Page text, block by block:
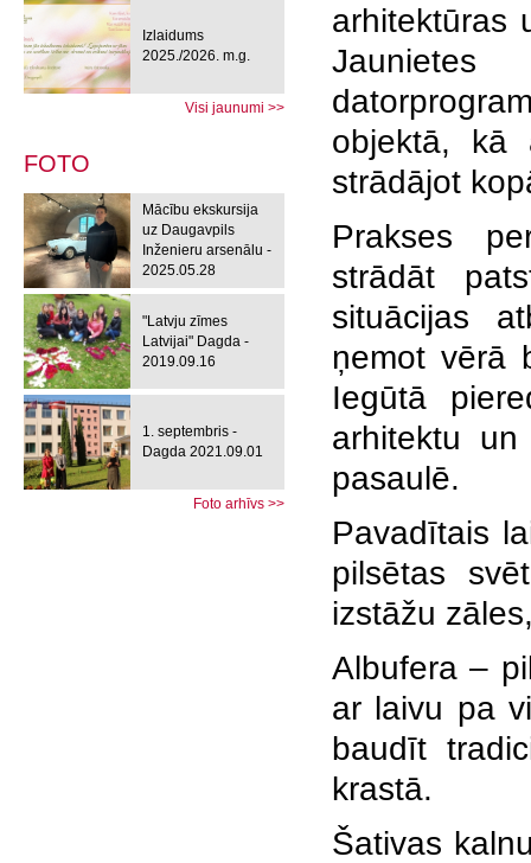
Izlaidums
2025./2026. m.g.
Visi jaunumi >>
FOTO
Mācību ekskursija
uz Daugavpils
Inženieru arsenālu -
2025.05.28
"Latvju zīmes
Latvijai" Dagda -
2019.09.16
1. septembris -
Dagda 2021.09.01
Foto arhīvs >>
arhitektūras
objektā, kā
strādājot
Prakses
strādāt
situācijas
ņemot vērā
Iegūtā
arhitektu
pasaulē.
Pavadītais
pilsētas
izstāžu
Albufera –
ar laivu pa
baudīt
krastā.
Šativas